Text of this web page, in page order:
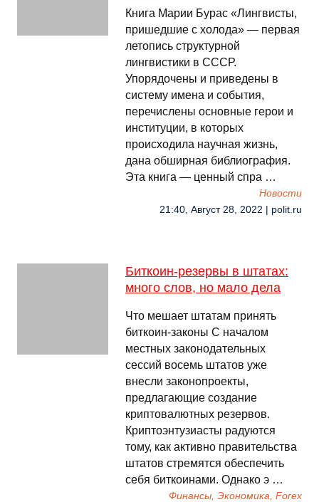
Книга Марии Бурас «Лингвисты,
пришедшие с холода» — первая
летопись структурной
лингвистики в СССР.
Упорядочены и приведены в
систему имена и события,
перечислены основные герои и
институции, в которых
происходила научная жизнь,
дана обширная библиография.
Эта книга — ценный спра …
Новости
21:40, Август 28, 2022 | polit.ru
Биткоин-резервы в штатах:
много слов, но мало дела
Что мешает штатам принять
биткоин-законы С началом
местных законодательных
сессий восемь штатов уже
внесли законопроекты,
предлагающие создание
криптовалютных резервов.
Криптоэнтузиасты радуются
тому, как активно правительства
штатов стремятся обеспечить
себя биткоинами. Однако э …
Финансы, Экономика, Forex